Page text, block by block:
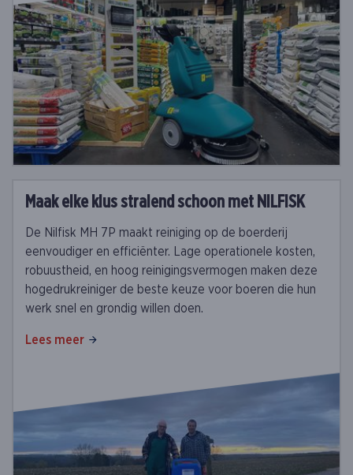
Maak elke klus stralend schoon met NILFISK
De Nilfisk MH 7P maakt reiniging op de boerderij
eenvoudiger en efficiënter. Lage operationele kosten,
robuustheid, en hoog reinigingsvermogen maken deze
hogedrukreiniger de beste keuze voor boeren die hun
werk snel en grondig willen doen.
Lees meer